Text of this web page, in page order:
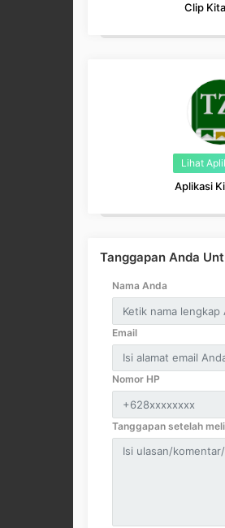
Clip
Lihat
Aplikasi
Tanggapan Anda
Nama Anda
Email
Nomor HP
Tanggapan setelah